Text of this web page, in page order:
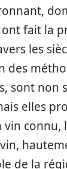
fait la
les
des
sont non
elles
connu,
vin,
de la